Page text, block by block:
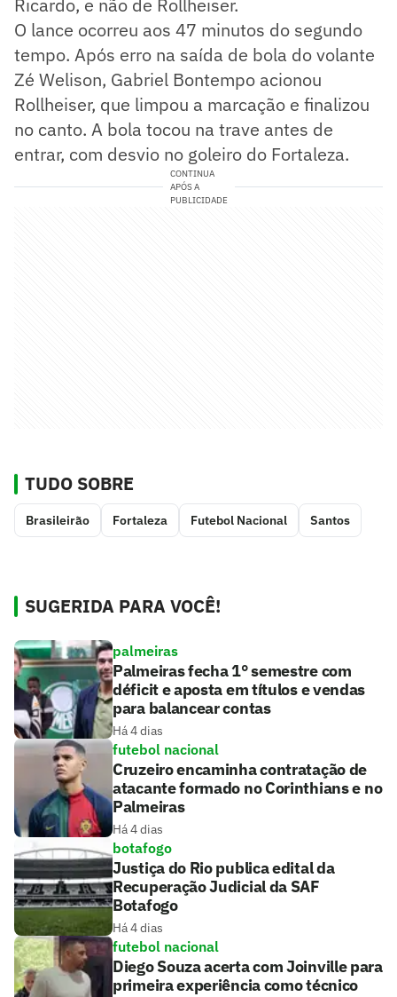
Ricardo, e não de Rollheiser.
O lance ocorreu aos 47 minutos do segundo
tempo. Após erro na saída de bola do volante
Zé Welison, Gabriel Bontempo acionou
Rollheiser, que limpou a marcação e finalizou
no canto. A bola tocou na trave antes de
entrar, com desvio no goleiro do Fortaleza.
CONTINUA
APÓS A
PUBLICIDADE
TUDO SOBRE
Brasileirão Fortaleza Futebol Nacional Santos
SUGERIDA PARA VOCÊ!
palmeiras
Palmeiras fecha 1° semestre com
déficit e aposta em títulos e vendas
para balancear contas
Há 4 dias
futebol nacional
Cruzeiro encaminha contratação de
atacante formado no Corinthians e no
Palmeiras
Há 4 dias
botafogo
Justiça do Rio publica edital da
Recuperação Judicial da SAF
Botafogo
Há 4 dias
futebol nacional
Diego Souza acerta com Joinville para
primeira experiência como técnico